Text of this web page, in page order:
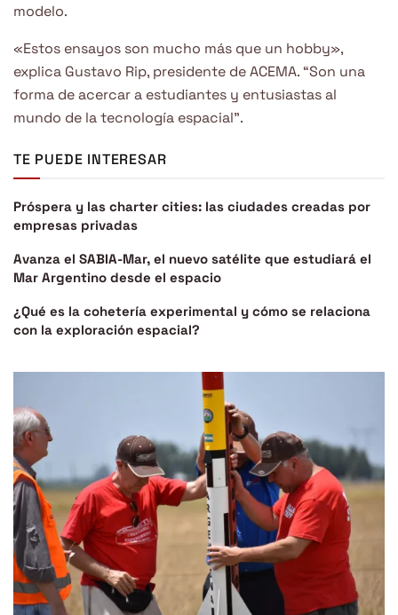
modelo.
«Estos ensayos son mucho más que un hobby»,
explica Gustavo Rip, presidente de ACEMA. “Son una
forma de acercar a estudiantes y entusiastas al
mundo de la tecnología espacial”.
TE PUEDE INTERESAR
Próspera y las charter cities: las ciudades creadas por
empresas privadas
Avanza el SABIA-Mar, el nuevo satélite que estudiará el
Mar Argentino desde el espacio
¿Qué es la cohetería experimental y cómo se relaciona
con la exploración espacial?